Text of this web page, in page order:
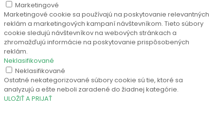
Marketingové
Marketingové cookie sa používajú na poskytovanie relevantných
reklám a marketingových kampaní návštevníkom. Tieto súbory
cookie sledujú návštevníkov na webových stránkach a
zhromažďujú informácie na poskytovanie prispôsobených
reklám.
Neklasifikované
Neklasifikované
Ostatné nekategorizované súbory cookie sú tie, ktoré sa
analyzujú a ešte neboli zaradené do žiadnej kategórie.
ULOŽIŤ A PRIJAŤ